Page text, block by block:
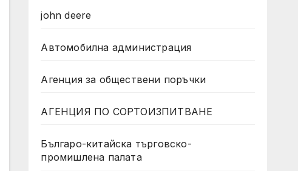
john deere
Автомобилна администрация
Агенция за обществени поръчки
АГЕНЦИЯ ПО СОРТОИЗПИТВАНЕ
Българо-китайска търговско-
промишлена палата